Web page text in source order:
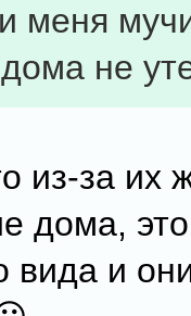
меня
не
из-за их
дома,
вида и